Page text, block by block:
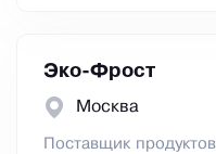
Эко-Фрост
Москва
Поставщик